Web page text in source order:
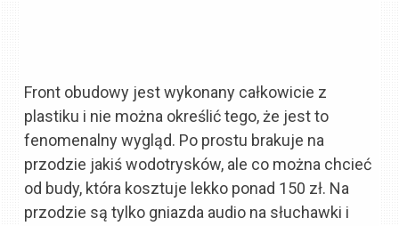
Front obudowy jest wykonany całkowicie z
plastiku i nie można określić tego, że jest to
fenomenalny wygląd. Po prostu brakuje na
przodzie jakiś wodotrysków, ale co można chcieć
od budy, która kosztuje lekko ponad 150 zł. Na
przodzie są tylko gniazda audio na słuchawki i